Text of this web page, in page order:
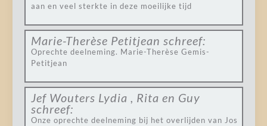
aan en veel sterkte in deze moeilijke tijd
Marie-Therèse Petitjean schreef:
Oprechte deelneming. Marie-Therèse Gemis-
Petitjean
Jef Wouters Lydia , Rita en Guy
schreef:
Onze oprechte deelneming bij het overlijden van Jos